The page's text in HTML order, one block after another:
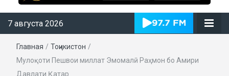
7 августа 2026
Главная / Тоҷикистон /
Мулоқоти Пешвои миллат Эмомалӣ Раҳмон бо Амири
Давлати Қатар